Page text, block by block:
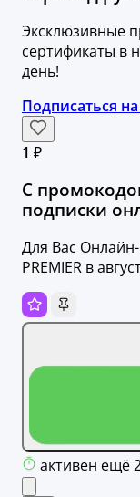
Эксклюзивные
сертификаты в
день!
Подписаться
1 ₽
С
подписки
Для Вас
PREMIER в
активен ещё